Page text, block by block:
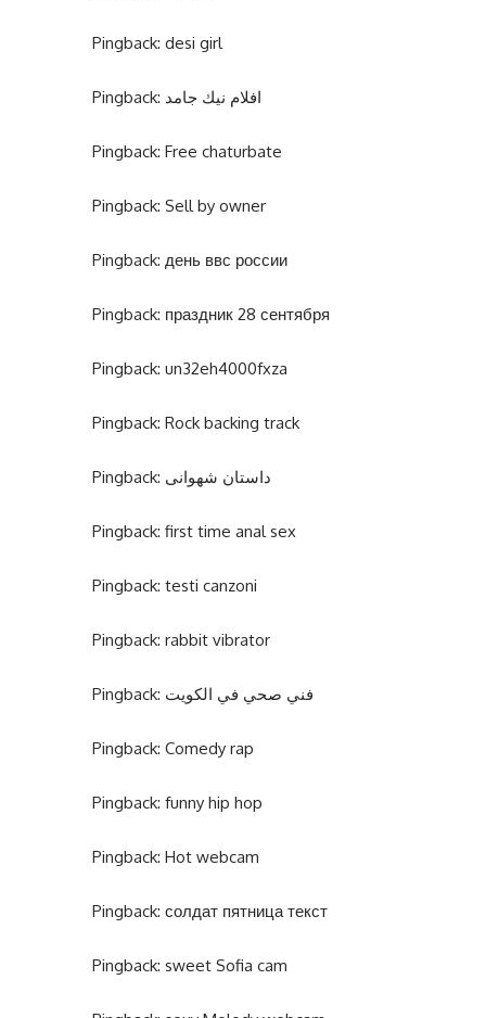
Pingback: desi girl
Pingback: افلام نيك جامد
Pingback: Free chaturbate
Pingback: Sell by owner
Pingback: день ввс россии
Pingback: праздник 28 сентября
Pingback: un32eh4000fxza
Pingback: Rock backing track
Pingback: داستان شهوانی
Pingback: first time anal sex
Pingback: testi canzoni
Pingback: rabbit vibrator
Pingback: فني صحي في الكويت
Pingback: Comedy rap
Pingback: funny hip hop
Pingback: Hot webcam
Pingback: солдат пятница текст
Pingback: sweet Sofia cam